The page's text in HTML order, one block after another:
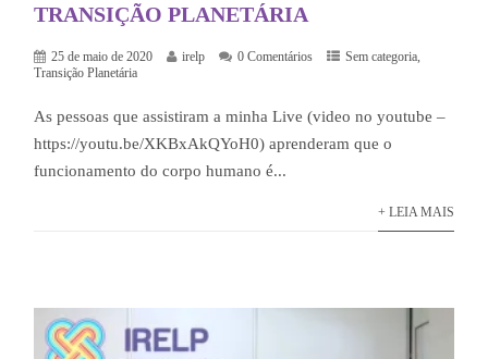
TRANSIÇÃO PLANETÁRIA
25 de maio de 2020 irelp 0 Comentários Sem categoria,
Transição Planetária
As pessoas que assistiram a minha Live (video no youtube –
https://youtu.be/XKBxAkQYoH0) aprenderam que o
funcionamento do corpo humano é...
+ LEIA MAIS